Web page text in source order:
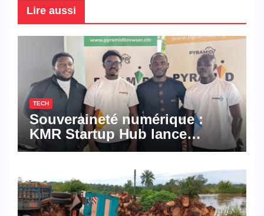
Lire aussi
TECH
Souveraineté numérique :
KMR Startup Hub lance
Pyramid Browser et Pyramid
numériques made in
Cameroon